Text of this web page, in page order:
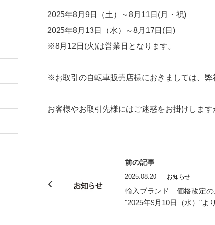
2025年8月9日（土）～8月11日(月・祝)
2025年8月13日（水）～8月17日(日)
※8月12日(火)は営業日となります。
※お取引の自転車販売店様におきましては、弊
お客様やお取引先様にはご迷惑をお掛けしま
前の記事
2025.08.20 お知らせ
輸入ブランド 価格改定の
"2025年9月10日（水）"より